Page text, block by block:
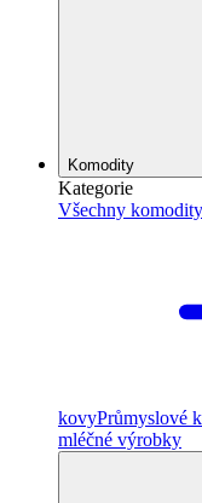
Komodity
Kategorie
Všechny komodity
kovyPrůmyslové
mléčné výrobky